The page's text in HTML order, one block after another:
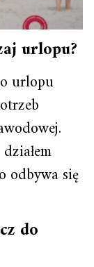
urlopu?
urlopu
odbywa się
do